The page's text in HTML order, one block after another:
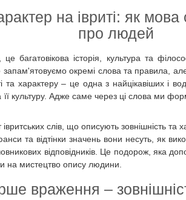
на івриті: як
про людей
багатовікова історія, культура та
окремі слова та правила, але
та характеру – це одна з найцікавіших і
її культуру. Адже саме через ці слова ми
івритських слів, що описують зовнішність
та відтінки значень вони несуть, як
відповідників. Це подорож, яка
на мистецтво опису людини.